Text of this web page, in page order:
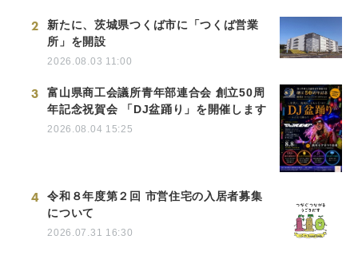
2
新たに、茨城県つくば市に「つくば営業
所」を開設
2026.08.03 11:00
3
富山県商工会議所青年部連合会 創立50周
年記念祝賀会 「DJ盆踊り」を開催します
2026.08.04 15:25
4
令和８年度第２回 市営住宅の入居者募集
について
2026.07.31 16:30